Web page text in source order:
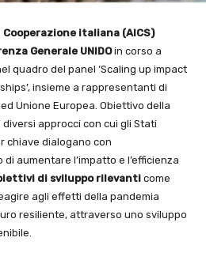
Cooperazione italiana (AICS)
Generale UNIDOin corso a
quadro del panel ‘Scaling up impact
insieme a rappresentanti di
Unione Europea. Obiettivo della
approcci con cui gli Stati
chiave dialogano con
di aumentare l’impatto e l’efficienza
di sviluppo rilevanti come
agli effetti della pandemia
resiliente, attraverso uno sviluppo